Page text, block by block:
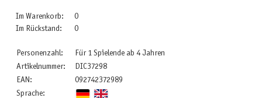
Im Warenkorb:
0
Im Rückstand:
0
Personenzahl:
Für 1 Spielende ab 4 Jahren
Artikelnummer:
DIC37298
EAN:
092742372989
Sprache: